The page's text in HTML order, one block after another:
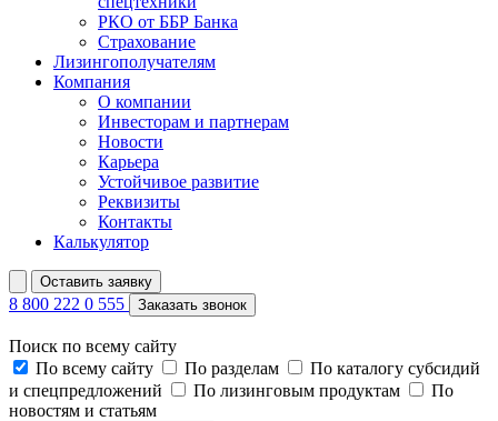
РКО от ББР Банка
Страхование
Лизингополучателям
Компания
О компании
Инвесторам и партнерам
Новости
Карьера
Устойчивое развитие
Реквизиты
Контакты
Калькулятор
Оставить заявку
8 800 222 0 555 Заказать звонок
Поиск по всему сайту
По всему сайту
По разделам
По каталогу субсидий
и спецпредложений
По лизинговым продуктам
По
новостям и статьям